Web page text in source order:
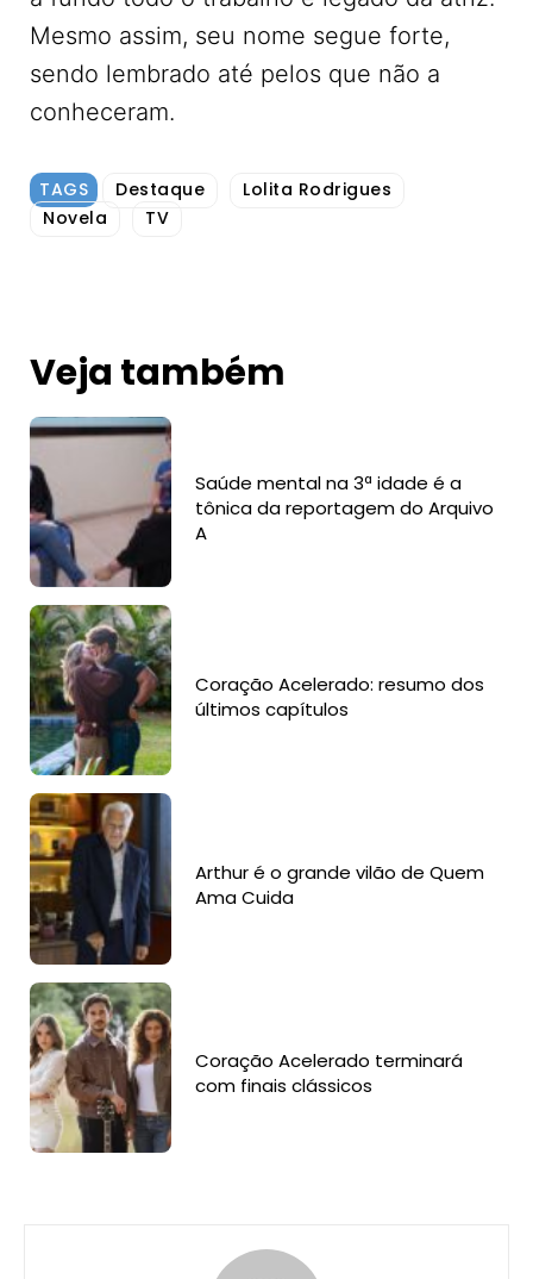
Mesmo assim, seu nome segue forte,
sendo lembrado até pelos que não a
conheceram.
TAGS Destaque
Lolita Rodrigues
Novela
TV
Veja também
Saúde mental na 3ª idade é a
tônica da reportagem do Arquivo
A
Coração Acelerado: resumo dos
últimos capítulos
Arthur é o grande vilão de Quem
Ama Cuida
Coração Acelerado terminará
com finais clássicos